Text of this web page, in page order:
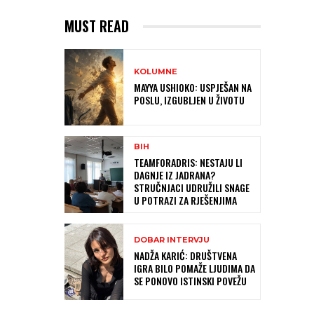
MUST READ
KOLUMNE
MAYYA USHIOKO: USPJEŠAN NA
POSLU, IZGUBLJEN U ŽIVOTU
BIH
TEAMFORADRIS: NESTAJU LI
DAGNJE IZ JADRANA?
STRUČNJACI UDRUŽILI SNAGE
U POTRAZI ZA RJEŠENJIMA
DOBAR INTERVJU
NADŽA KARIĆ: DRUŠTVENA
IGRA BILO POMAŽE LJUDIMA DA
SE PONOVO ISTINSKI POVEŽU